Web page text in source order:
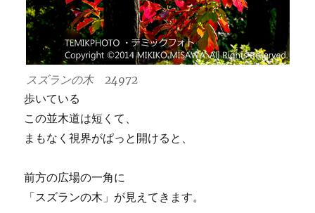
スズランの木 24972
歩いている
この並木道は短くて、
まもなく視界がぱっと開けると、
前方の広場の一角に
「スズランの木」が見えてきます。